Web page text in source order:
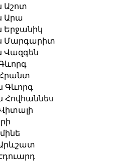
Աշոտ
Արա
Երջանիկ
Մարգարիտ
Վազգեն
Գևորգ
Հովհաննես